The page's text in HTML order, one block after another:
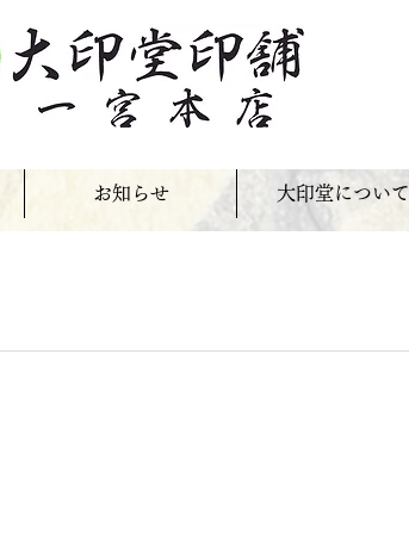
お知らせ 大印堂について